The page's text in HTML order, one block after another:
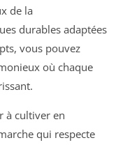
de la
durables adaptées
vous pouvez
où chaque
à cultiver en
qui respecte